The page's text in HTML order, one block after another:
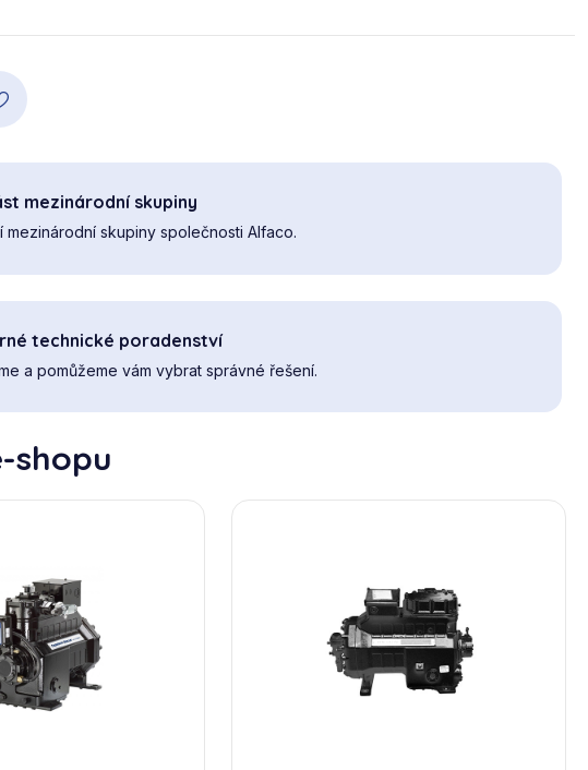
mezinárodní skupiny
mezinárodní skupiny společnosti Alfaco.
technické poradenství
a pomůžeme vám vybrat správné řešení.
shopu